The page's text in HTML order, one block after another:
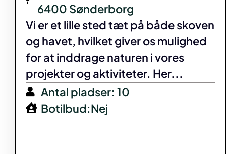
6400 Sønderborg
Vi er et lille sted tæt på både skoven
og havet, hvilket giver os mulighed
for at inddrage naturen i vores
projekter og aktiviteter. Her...
Antal pladser: 10
Botilbud:Nej